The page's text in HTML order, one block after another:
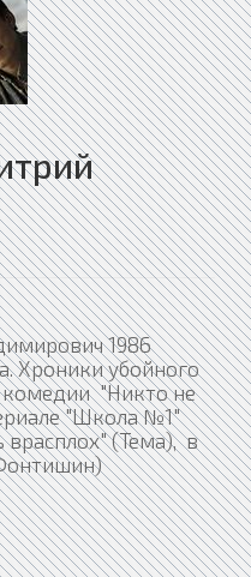
1986
Хроники убойного
"Никто не
"Школа №1"
(Тема), в